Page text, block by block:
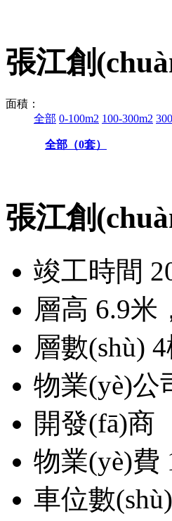
張江創
面積：
全部 0-100m2 100-300m2
全部（0套）
張江創
竣工時間
層高 6.9米
層數(shù)
物業(yè)公
開發(fā)商
物業(yè)費
車位數(shù)